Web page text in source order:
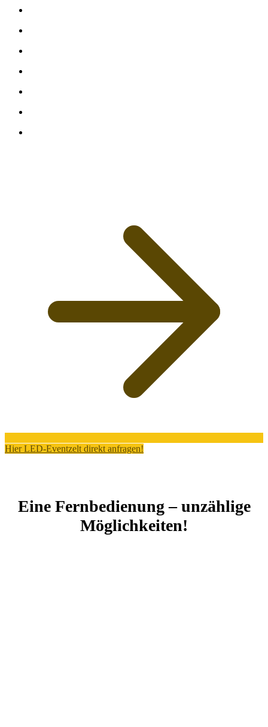
Hier LED-Eventzelt direkt anfragen!
Eine Fernbedienung – unzählige
Möglichkeiten!